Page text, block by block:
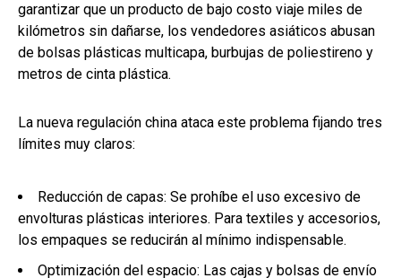
garantizar que un producto de bajo costo viaje miles de
kilómetros sin dañarse, los vendedores asiáticos abusan
de bolsas plásticas multicapa, burbujas de poliestireno y
metros de cinta plástica.
La nueva regulación china ataca este problema fijando tres
límites muy claros:
Reducción de capas: Se prohíbe el uso excesivo de
envolturas plásticas interiores. Para textiles y accesorios,
los empaques se reducirán al mínimo indispensable.
Optimización del espacio: Las cajas y bolsas de envío